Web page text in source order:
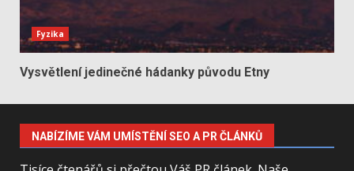
Fyzika
Vysvětlení jedinečné hádanky původu Etny
NABÍZÍME VÁM UMÍSTĚNÍ SEO A PR ČLÁNKŮ